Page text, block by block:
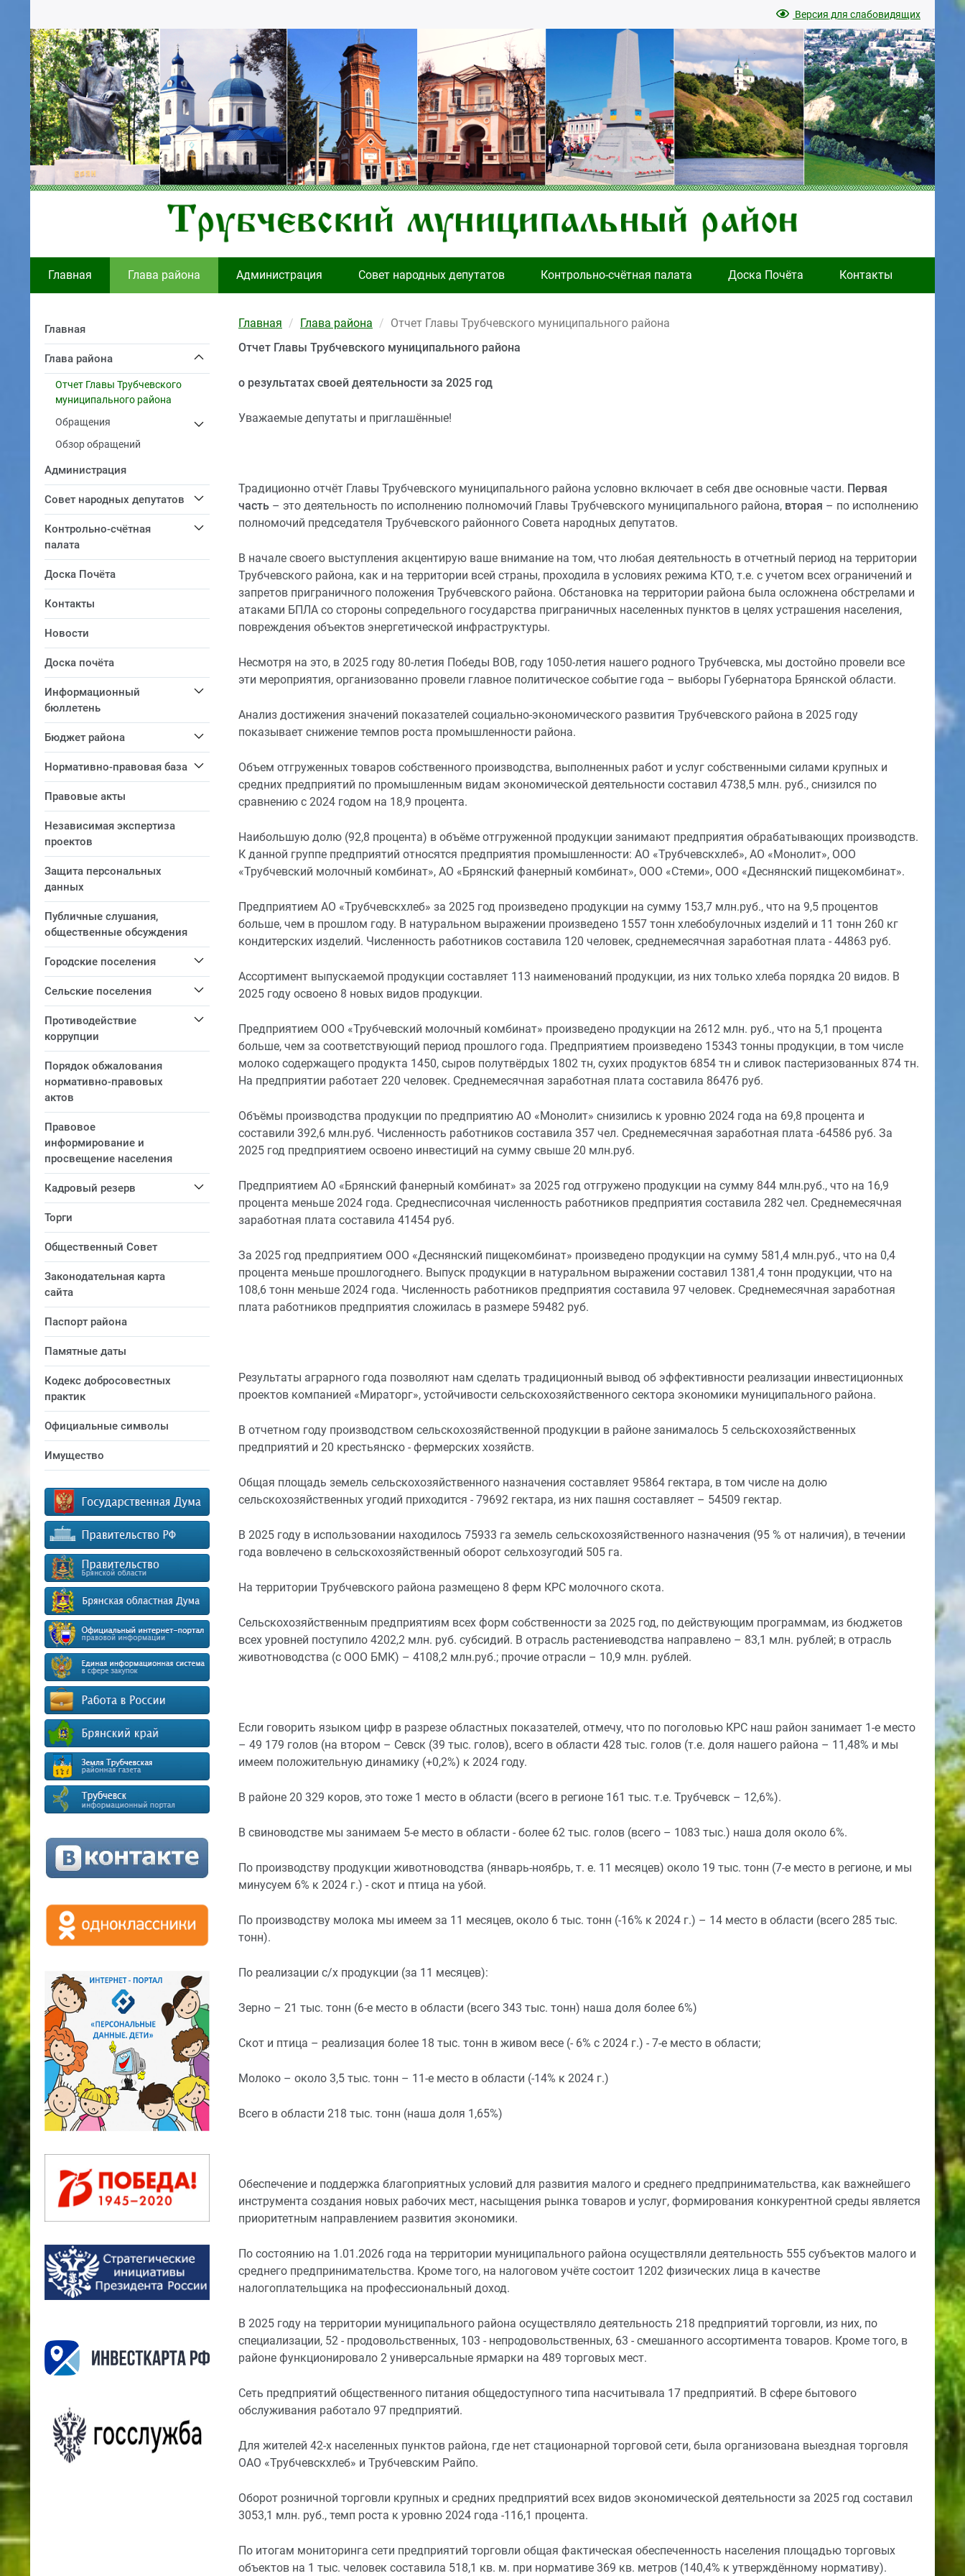
Версия для слабовидящих
Главная Глава района Администрация Совет народных депутатов Контрольно-счётная палата Доска Почёта Контакты
Главная
Глава района
Отчет Главы Трубчевского
муниципального района
Обращения
Обзор обращений
Администрация
Совет народных депутатов
Контрольно-счётная
палата
Доска Почёта
Контакты
Новости
Доска почёта
Информационный
бюллетень
Бюджет района
Нормативно-правовая база
Правовые акты
Независимая экспертиза
проектов
Защита персональных
данных
Публичные слушания,
общественные обсуждения
Городские поселения
Сельские поселения
Противодействие
коррупции
Порядок обжалования
нормативно-правовых
актов
Правовое
информирование и
просвещение населения
Кадровый резерв
Торги
Общественный Совет
Законодательная карта
сайта
Паспорт района
Памятные даты
Кодекс добросовестных
практик
Официальные символы
Имущество
Главная Глава района
Отчет Главы Трубчевского муниципального района
Отчет Главы Трубчевского муниципального района
о результатах своей деятельности за 2025 год
Уважаемые депутаты и приглашённые!
Традиционно отчёт Главы Трубчевского муниципального района условно включает в себя две основные части. Первая
часть – это деятельность по исполнению полномочий Главы Трубчевского муниципального района, вторая – по исполнению
полномочий председателя Трубчевского районного Совета народных депутатов.
В начале своего выступления акцентирую ваше внимание на том, что любая деятельность в отчетный период на территории
Трубчевского района, как и на территории всей страны, проходила в условиях режима КТО, т.е. с учетом всех ограничений и
запретов приграничного положения Трубчевского района. Обстановка на территории района была осложнена обстрелами и
атаками БПЛА со стороны сопредельного государства приграничных населенных пунктов в целях устрашения населения,
повреждения объектов энергетической инфраструктуры.
Несмотря на это, в 2025 году 80-летия Победы ВОВ, году 1050-летия нашего родного Трубчевска, мы достойно провели все
эти мероприятия, организованно провели главное политическое событие года – выборы Губернатора Брянской области.
Анализ достижения значений показателей социально-экономического развития Трубчевского района в 2025 году
показывает снижение темпов роста промышленности района.
Объем отгруженных товаров собственного производства, выполненных работ и услуг собственными силами крупных и
средних предприятий по промышленным видам экономической деятельности составил 4738,5 млн. руб., снизился по
сравнению с 2024 годом на 18,9 процента.
Наибольшую долю (92,8 процента) в объёме отгруженной продукции занимают предприятия обрабатывающих производств.
К данной группе предприятий относятся предприятия промышленности: АО «Трубчевскхлеб», АО «Монолит», ООО
«Трубчевский молочный комбинат», АО «Брянский фанерный комбинат», ООО «Стеми», ООО «Деснянский пищекомбинат».
Предприятием АО «Трубчевскхлеб» за 2025 год произведено продукции на сумму 153,7 млн.руб., что на 9,5 процентов
больше, чем в прошлом году. В натуральном выражении произведено 1557 тонн хлебобулочных изделий и 11 тонн 260 кг
кондитерских изделий. Численность работников составила 120 человек, среднемесячная заработная плата - 44863 руб.
Ассортимент выпускаемой продукции составляет 113 наименований продукции, из них только хлеба порядка 20 видов. В
2025 году освоено 8 новых видов продукции.
Предприятием ООО «Трубчевский молочный комбинат» произведено продукции на 2612 млн. руб., что на 5,1 процента
больше, чем за соответствующий период прошлого года. Предприятием произведено 15343 тонны продукции, в том числе
молоко содержащего продукта 1450, сыров полутвёрдых 1802 тн, сухих продуктов 6854 тн и сливок пастеризованных 874 тн.
На предприятии работает 220 человек. Среднемесячная заработная плата составила 86476 руб.
Объёмы производства продукции по предприятию АО «Монолит» снизились к уровню 2024 года на 69,8 процента и
составили 392,6 млн.руб. Численность работников составила 357 чел. Среднемесячная заработная плата -64586 руб. За
2025 год предприятием освоено инвестиций на сумму свыше 20 млн.руб.
Предприятием АО «Брянский фанерный комбинат» за 2025 год отгружено продукции на сумму 844 млн.руб., что на 16,9
процента меньше 2024 года. Среднесписочная численность работников предприятия составила 282 чел. Среднемесячная
заработная плата составила 41454 руб.
За 2025 год предприятием ООО «Деснянский пищекомбинат» произведено продукции на сумму 581,4 млн.руб., что на 0,4
процента меньше прошлогоднего. Выпуск продукции в натуральном выражении составил 1381,4 тонн продукции, что на
108,6 тонн меньше 2024 года. Численность работников предприятия составила 97 человек. Среднемесячная заработная
плата работников предприятия сложилась в размере 59482 руб.
Результаты аграрного года позволяют нам сделать традиционный вывод об эффективности реализации инвестиционных
проектов компанией «Мираторг», устойчивости сельскохозяйственного сектора экономики муниципального района.
В отчетном году производством сельскохозяйственной продукции в районе занималось 5 сельскохозяйственных
предприятий и 20 крестьянско - фермерских хозяйств.
Общая площадь земель сельскохозяйственного назначения составляет 95864 гектара, в том числе на долю
сельскохозяйственных угодий приходится - 79692 гектара, из них пашня составляет – 54509 гектар.
В 2025 году в использовании находилось 75933 га земель сельскохозяйственного назначения (95 % от наличия), в течении
года вовлечено в сельскохозяйственный оборот сельхозугодий 505 га.
На территории Трубчевского района размещено 8 ферм КРС молочного скота.
Сельскохозяйственным предприятиям всех форм собственности за 2025 год, по действующим программам, из бюджетов
всех уровней поступило 4202,2 млн. руб. субсидий. В отрасль растениеводства направлено – 83,1 млн. рублей; в отрасль
животноводства (с ООО БМК) – 4108,2 млн.руб.; прочие отрасли – 10,9 млн. рублей.
Если говорить языком цифр в разрезе областных показателей, отмечу, что по поголовью КРС наш район занимает 1-е место
– 49 179 голов (на втором – Севск (39 тыс. голов), всего в области 428 тыс. голов (т.е. доля нашего района – 11,48% и мы
имеем положительную динамику (+0,2%) к 2024 году.
В районе 20 329 коров, это тоже 1 место в области (всего в регионе 161 тыс. т.е. Трубчевск – 12,6%).
В свиноводстве мы занимаем 5-е место в области - более 62 тыс. голов (всего – 1083 тыс.) наша доля около 6%.
По производству продукции животноводства (январь-ноябрь, т. е. 11 месяцев) около 19 тыс. тонн (7-е место в регионе, и мы
минусуем 6% к 2024 г.) - скот и птица на убой.
По производству молока мы имеем за 11 месяцев, около 6 тыс. тонн (-16% к 2024 г.) – 14 место в области (всего 285 тыс.
тонн).
По реализации с/х продукции (за 11 месяцев):
Зерно – 21 тыс. тонн (6-е место в области (всего 343 тыс. тонн) наша доля более 6%)
Скот и птица – реализация более 18 тыс. тонн в живом весе (- 6% с 2024 г.) - 7-е место в области;
Молоко – около 3,5 тыс. тонн – 11-е место в области (-14% к 2024 г.)
Всего в области 218 тыс. тонн (наша доля 1,65%)
Обеспечение и поддержка благоприятных условий для развития малого и среднего предпринимательства, как важнейшего
инструмента создания новых рабочих мест, насыщения рынка товаров и услуг, формирования конкурентной среды является
приоритетным направлением развития экономики.
По состоянию на 1.01.2026 года на территории муниципального района осуществляли деятельность 555 субъектов малого и
среднего предпринимательства. Кроме того, на налоговом учёте состоит 1202 физических лица в качестве
налогоплательщика на профессиональный доход.
В 2025 году на территории муниципального района осуществляло деятельность 218 предприятий торговли, из них, по
специализации, 52 - продовольственных, 103 - непродовольственных, 63 - смешанного ассортимента товаров. Кроме того, в
районе функционировало 2 универсальные ярмарки на 489 торговых мест.
Сеть предприятий общественного питания общедоступного типа насчитывала 17 предприятий. В сфере бытового
обслуживания работало 97 предприятий.
Для жителей 42-х населенных пунктов района, где нет стационарной торговой сети, была организована выездная торговля
ОАО «Трубчевскхлеб» и Трубчевским Райпо.
Оборот розничной торговли крупных и средних предприятий всех видов экономической деятельности за 2025 год составил
3053,1 млн. руб., темп роста к уровню 2024 года -116,1 процента.
По итогам мониторинга сети предприятий торговли общая фактическая обеспеченность населения площадью торговых
объектов на 1 тыс. человек составила 518,1 кв. м. при нормативе 369 кв. метров (140,4% к утверждённому нормативу).